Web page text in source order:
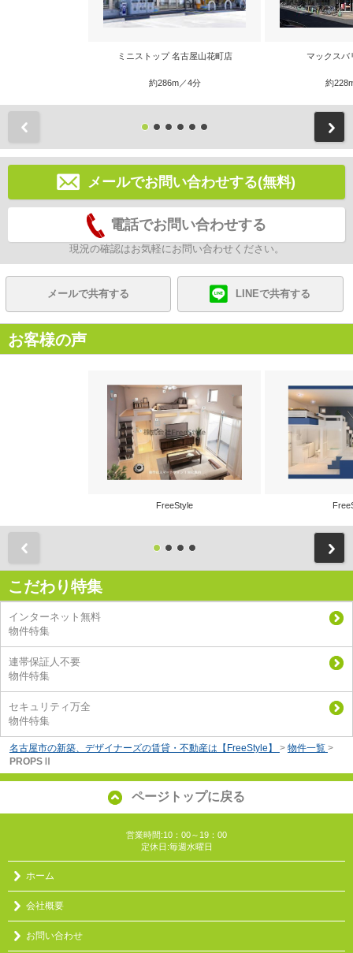
ミニストップ 名古屋山花町店
約286m／4分
マックスバ
約
メールでお問い合わせする(無料)
電話でお問い合わせする
現況の確認はお気軽にお問い合わせください。
メールで共有する LINEで共有する
お客様の声
FreeStyle
こだわり特集
インターネット無料
物件特集
連帯保証人不要
物件特集
セキュリティ万全
物件特集
名古屋市の新築、デザイナーズの賃貸・不動産は【FreeStyle】 > 物件一覧 >
PROPSⅡ
ページトップに戻る
営業時間:10：00～19：00
定休日:毎週水曜日
ホーム
会社概要
お問い合わせ